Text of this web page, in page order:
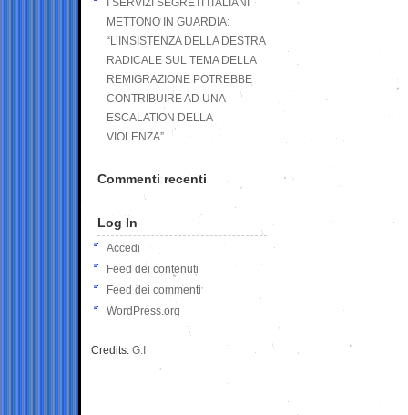
I SERVIZI SEGRETI ITALIANI
METTONO IN GUARDIA:
“L’INSISTENZA DELLA DESTRA
RADICALE SUL TEMA DELLA
REMIGRAZIONE POTREBBE
CONTRIBUIRE AD UNA
ESCALATION DELLA
VIOLENZA”
Commenti recenti
Log In
Accedi
Feed dei contenuti
Feed dei commenti
WordPress.org
Credits: G.I